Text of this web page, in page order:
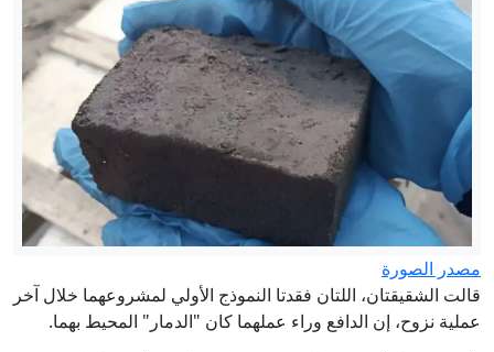
مصدر الصورة
قالت الشقيقتان، اللتان فقدتا النموذج الأولي لمشروعهما خلال آخر
عملية نزوح، إن الدافع وراء عملهما كان "الدمار" المحيط بهما.